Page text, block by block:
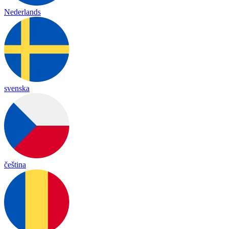
Nederlands
svenska
čeština